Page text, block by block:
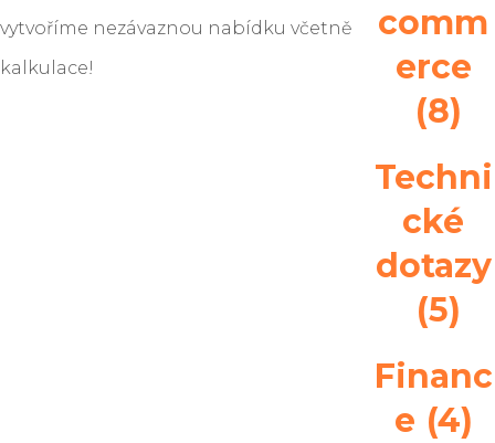
vytvoříme nezávaznou nabídku včetně
kalkulace!
comm
erce
(8)
Techni
cké
dotazy
(5)
Financ
e (4)